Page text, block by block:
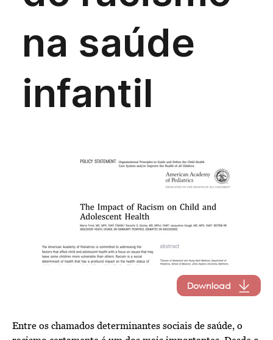
Entre os chamados determinantes sociais de saúde, o
Download